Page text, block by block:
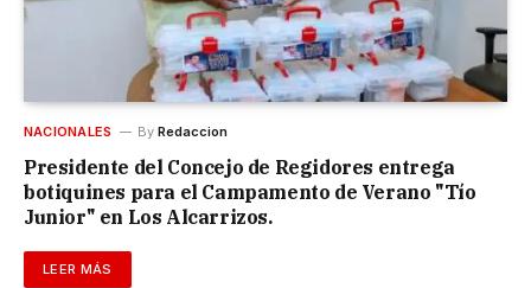
NACIONALES By Redaccion
Presidente del Concejo de Regidores entrega
botiquines para el Campamento de Verano "Tío
Junior" en Los Alcarrizos.
LEER MÁS